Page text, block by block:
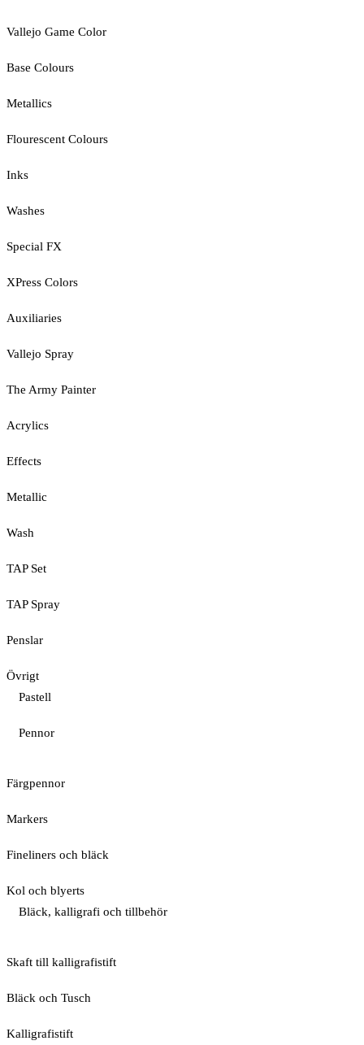
Vallejo Game Color
Base Colours
Metallics
Flourescent Colours
Inks
Washes
Special FX
XPress Colors
Auxiliaries
Vallejo Spray
The Army Painter
Acrylics
Effects
Metallic
Wash
TAP Set
TAP Spray
Penslar
Övrigt
Pastell
Pennor
Färgpennor
Markers
Fineliners och bläck
Kol och blyerts
Bläck, kalligrafi och tillbehör
Skaft till kalligrafistift
Bläck och Tusch
Kalligrafistift